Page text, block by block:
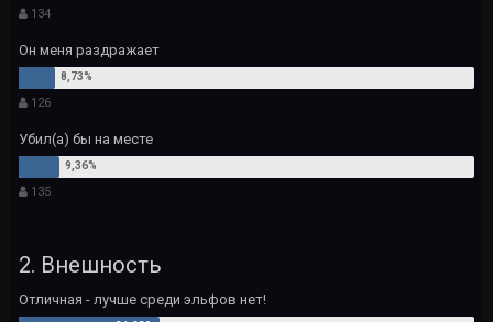
134
Он меня раздражает
126
Убил(а) бы на месте
135
2. Внешность
Отличная - лучше среди эльфов нет!